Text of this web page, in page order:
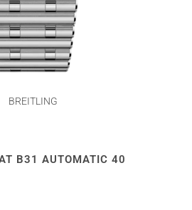
BREITLING
B31 AUTOMATIC 40